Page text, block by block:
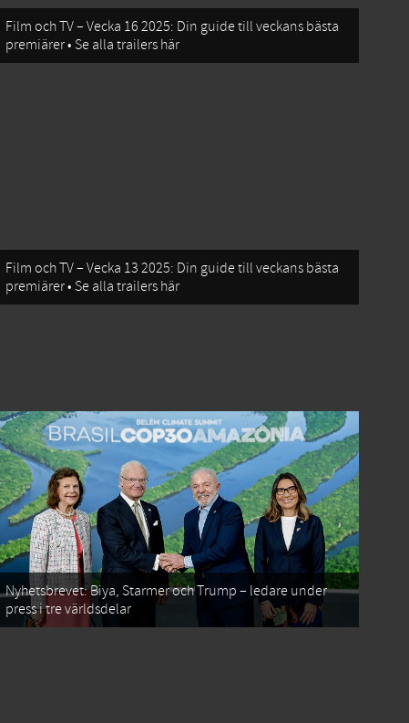
Film och TV – Vecka 16 2025: Din guide till veckans bästa
premiärer • Se alla trailers här
Film och TV – Vecka 13 2025: Din guide till veckans bästa
premiärer • Se alla trailers här
Nyhetsbrevet: Biya, Starmer och Trump – ledare under
press i tre världsdelar